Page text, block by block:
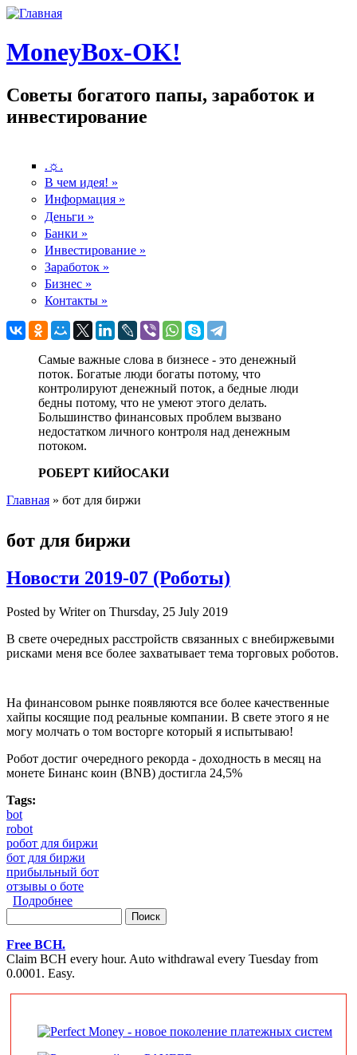
MoneyBox-OK!
Советы богатого папы, заработок и
инвестирование
.☼.
В чем идея! »
Информация »
Деньги »
Банки »
Инвестирование »
Заработок »
Бизнес »
Контакты »
Самые важные слова в бизнесе - это денежный
поток. Богатые люди богаты потому, что
контролируют денежный поток, а бедные люди
бедны потому, что не умеют этого делать.
Большинство финансовых проблем вызвано
недостатком личного контроля над денежным
потоком.
РОБЕРТ КИЙОСАКИ
Главная » бот для биржи
бот для биржи
Новости 2019-07 (Роботы)
Posted by Writeron Thursday, 25 July 2019
В свете очередных расстройств связанных с внебиржевыми
рисками меня все более захватывает тема торговых роботов.
На финансовом рынке появляются все более качественные
хайпы косящие под реальные компании. В свете этого я не
могу молчать о том восторге который я испытываю!
Робот достиг очередного рекорда - доходность в месяц на
монете Бинанс коин (BNB) достигла 24,5%
Tags:
bot
robot
робот для биржи
бот для биржи
прибыльный бот
отзывы о боте
Подробнее
Free BCH.
Claim BCH every hour. Auto withdrawal every Tuesday from
0.0001. Easy.